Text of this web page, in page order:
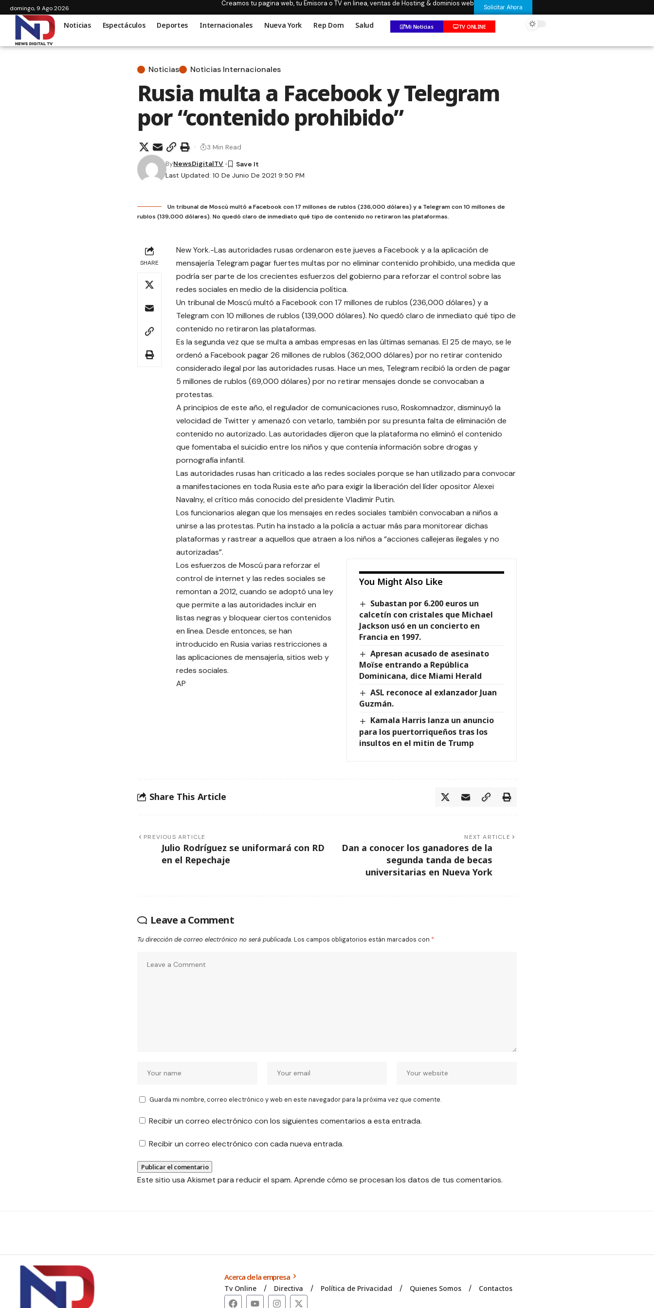
domingo, 9 Ago 2026
Creamos tu pagina web, tu Emisora o TV en linea, ventas de Hosting & dominios web Solicitar Ahora
Noticias Espectáculos Deportes Internacionales Nueva York Rep Dom Salud Mi Noticias TV ONLINE
Noticias Noticias Internacionales
Rusia multa a Facebook y Telegram
por “contenido prohibido”
Last Updated: 10 De Junio De 2021 9:50 PM
ByNewsDigitalTV
3 Min Read
Un tribunal de Moscú multó a Facebook con 17 millones de rublos (236,000 dólares) y a Telegram con 10 millones de
rublos (139,000 dólares). No quedó claro de inmediato qué tipo de contenido no retiraron las plataformas.
SHARE
New York.-Las autoridades rusas ordenaron este jueves a Facebook y a la aplicación de
mensajería Telegram pagarfuertes multas por no eliminar contenido prohibido, una medida que
podría ser parte de los crecientes esfuerzos del gobierno para reforzar el control sobre las
redes sociales en medio de la disidencia política.
Un tribunal de Moscú multó a Facebook con 17 millones de rublos (236,000 dólares) y a
Telegram con 10 millones de rublos (139,000 dólares). No quedó claro de inmediato qué tipo de
contenido no retiraron las plataformas.
Es la segunda vez que se multa a ambas empresas en las últimas semanas. El 25 de mayo, se le
ordenó a Facebook pagar 26 millones de rublos (362,000 dólares) por no retirar contenido
considerado ilegal por las autoridades rusas. Hace un mes, Telegram recibió la orden de pagar
5 millones de rublos (69,000 dólares) por no retirar mensajes donde se convocaban a
protestas.
A principios de este año, el regulador de comunicaciones ruso, Roskomnadzor, disminuyó la
velocidad de Twitter y amenazó con vetarlo, también por su presunta falta de eliminación de
contenido no autorizado. Las autoridades dijeron que la plataforma no eliminó el contenido
que fomentaba el suicidio entre los niños y que contenía información sobre drogas y
pornografía infantil.
Las autoridades rusas han criticado a las redes sociales porque se han utilizado para convocar
a manifestaciones en toda Rusia este año para exigir la liberación del líder opositor Alexei
Navalny, el crítico más conocido del presidente Vladimir Putin.
Los funcionarios alegan que los mensajes en redes sociales también convocaban a niños a
unirse a las protestas. Putin ha instado a la policía a actuar más para monitorear dichas
plataformas y rastrear a aquellos que atraen a los niños a “acciones callejeras ilegales y no
autorizadas”.
You Might Also Like
Subastan por 6.200 euros un
calcetín con cristales que Michael
Jackson usó en un concierto en
Francia en 1997.
Apresan acusado de asesinato
Moïse entrando a República
Dominicana, dice Miami Herald
ASL reconoce al exlanzador Juan
Guzmán.
Kamala Harris lanza un anuncio
para los puertorriqueños tras los
insultos en el mitin de Trump
Los esfuerzos de Moscú para reforzar el
control de internet y las redes sociales se
remontan a 2012, cuando se adoptó una ley
que permite a las autoridades incluir en
listas negras y bloquear ciertos contenidos
en línea. Desde entonces, se han
introducido en Rusia varias restricciones a
las aplicaciones de mensajería, sitios web y
redes sociales.
AP
Share This Article
PREVIOUS ARTICLE
Julio Rodríguez se uniformará con RD
en el Repechaje
NEXT ARTICLE
Dan a conocer los ganadores de la
segunda tanda de becas
universitarias en Nueva York
Leave a Comment
Tu dirección de correo electrónico no será publicada. Los campos obligatorios están marcados con *
Guarda mi nombre, correo electrónico y web en este navegador para la próxima vez que comente.
Recibir un correo electrónico con los siguientes comentarios a esta entrada.
Recibir un correo electrónico con cada nueva entrada.
Este sitio usa Akismet para reducir el spam. Aprende cómo se procesan los datos de tus comentarios.
Acerca de la empresa
Tv Online Directiva Política de Privacidad Quienes Somos Contactos